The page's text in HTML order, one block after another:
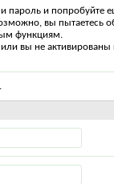
пароль и попробуйте
вы пытаетесь
функциям.
вы не
.